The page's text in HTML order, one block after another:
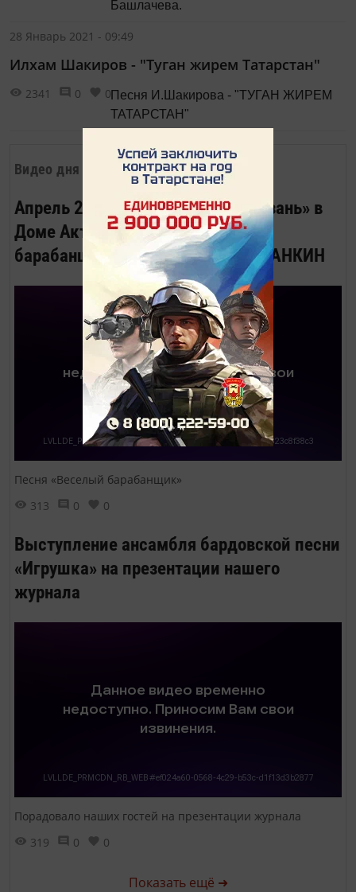
Видео дня
Апрель 2023. Вечер журнала «Казань» в
Доме Актёра. Песню «Весёлый
барабанщик» исполняет Роман ЛАНКИН
Песня «Веселый барабанщик»
313
0 0
Выступление ансамбля бардовской песни
«Игрушка» на презентации нашего
журнала
Порадовало наших гостей на презентации журнала
319
0 0
Показать ещё ➜
Башлачева.
28 Январь 2021 - 09:49
Илхам Шакиров - "Туган жирем Татарстан"
Песня И.Шакирова - "ТУГАН ЖИРЕМ
ТАТАРСТАН"
2341 0 0